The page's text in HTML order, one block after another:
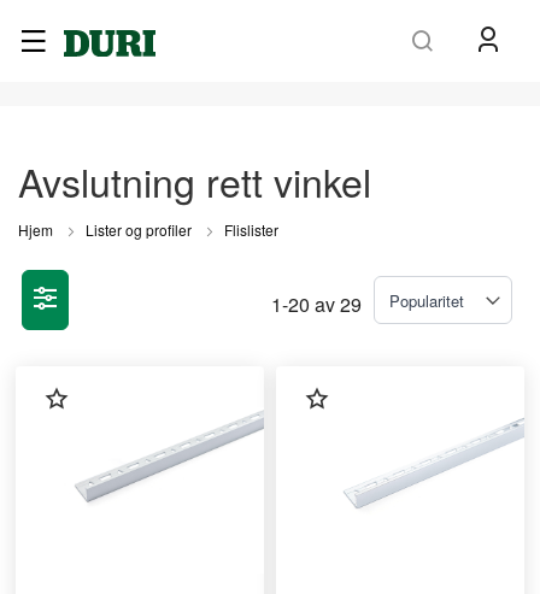
Avslutning rett vinkel
Hjem Lister og profiler Flislister
1-20 av29